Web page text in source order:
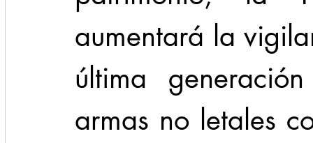
aumentará la
última
armas no letales